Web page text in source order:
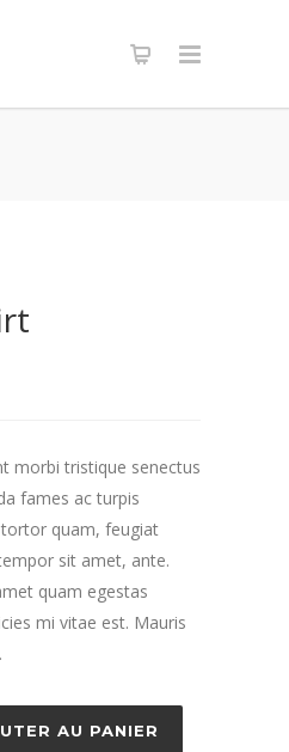
morbi tristique senectus
fames ac turpis
quam, feugiat
sit amet, ante.
quam egestas
mi vitae est. Mauris
AU PANIER